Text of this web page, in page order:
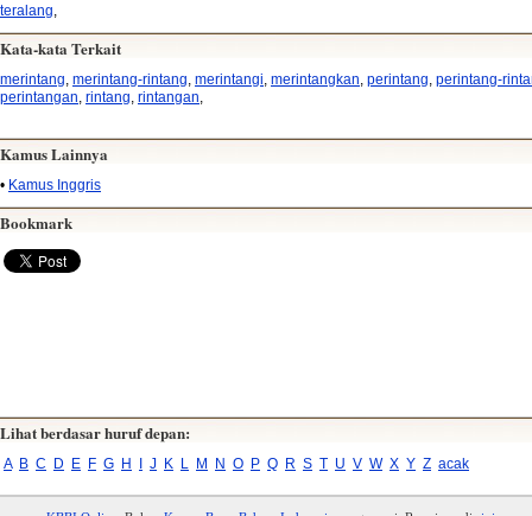
teralang
Kata-kata Terkait
merintang, merintang-rintang, merintangi, merintangkan, perintang, perintang-
perintangan, rintang, rintangan,
Kamus Lainnya
• Kamus Inggris
Bookmark
Lihat berdasar huruf depan:
A B C D E F G H I J K L M N O P Q R S T U V W X Y Z acak